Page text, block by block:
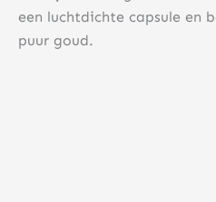
een luchtdichte capsule en
puur goud.